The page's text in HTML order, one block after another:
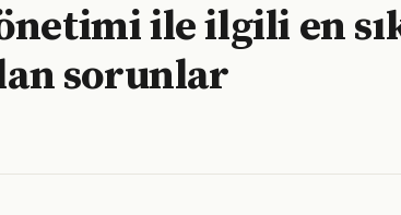
ile ilgili en
sorunlar